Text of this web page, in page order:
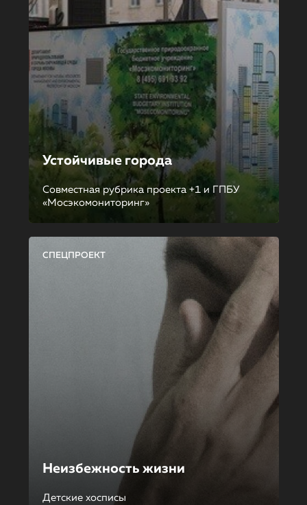
Устойчивые города
Совместная рубрика проекта +1 и ГПБУ
«Мосэкомониторинг»
СПЕЦПРОЕКТ
Неизбежность жизни
Детские хосписы